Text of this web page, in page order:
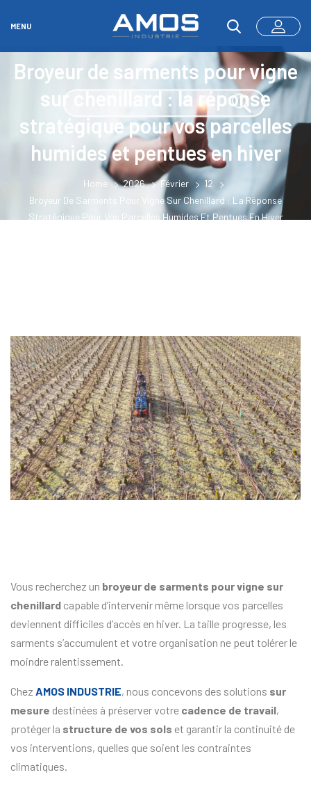
MENU
Broyeur de sarments pour vigne
sur chenillard : la réponse
stratégique pour vos parcelles
humides et pentues en hiver
Home 2026 Février
12
Broyeur De Sarments Pour Vigne Sur Chenillard : La Réponse
Stratégique Pour Vos Parcelles Humides Et Pentues En Hiver
Vous recherchez un broyeur de sarments pour vigne sur
chenillard capable d’intervenir même lorsque vos parcelles
deviennent difficiles d’accès en hiver. La taille progresse, les
sarments s’accumulent et votre organisation ne peut tolérer le
moindre ralentissement.
Chez AMOS INDUSTRIE, nous concevons des solutions sur
mesure destinées à préserver votre cadence de travail,
protéger la structure de vos sols et garantir la continuité de
vos interventions, quelles que soient les contraintes
climatiques.